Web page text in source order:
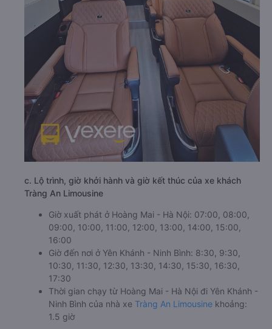
c. Lộ trình, giờ khởi hành và giờ kết thúc của xe khách
Tràng An Limousine
Giờ xuất phát ở Hoàng Mai - Hà Nội: 07:00, 08:00,
09:00, 10:00, 11:00, 12:00, 13:00, 14:00, 15:00,
16:00
Giờ đến nơi ở Yên Khánh - Ninh Bình: 8:30, 9:30,
10:30, 11:30, 12:30, 13:30, 14:30, 15:30, 16:30,
17:30
Thời gian chạy từ Hoàng Mai - Hà Nội đi Yên Khánh -
Ninh Bình của nhà xe Tràng An Limousine khoảng:
1.5 giờ